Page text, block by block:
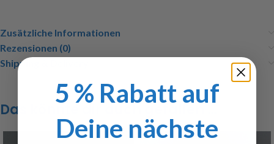
Zusätzliche Informationen
Rezensionen (0)
Shipping & Delivery
Das könnte dir auch gefallen …
5 % Rabatt auf
Deine nächste